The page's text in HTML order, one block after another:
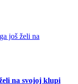
na svojoj klupi